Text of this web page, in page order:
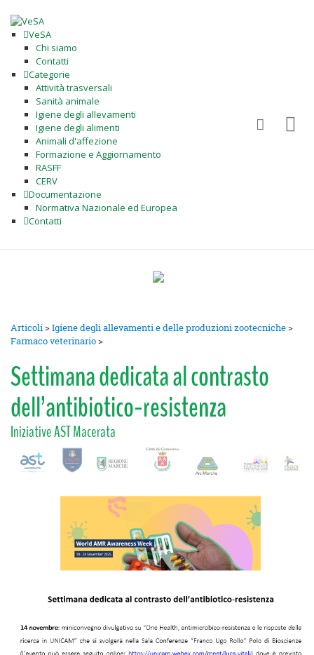
VeSA
Chi siamo
Contatti
Categorie
Attività trasversali
Sanità animale
Igiene degli allevamenti
Igiene degli alimenti
Animali d'affezione
Formazione e Aggiornamento
RASFF
CERV
Documentazione
Normativa Nazionale ed Europea
Contatti
Articoli>Igiene degli allevamenti e delle produzioni zootecniche>
Farmaco veterinario>
Settimana dedicata al contrasto
dell’antibiotico-resistenza
Iniziative AST Macerata